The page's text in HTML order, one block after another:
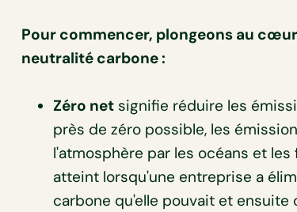
Pour commencer, plongeons au
neutralité carbone :
Zéro netsignifie réduire les
près de zéro possible, les
l'atmosphère par les océans et
atteint lorsqu'une entreprise a
carbone qu'elle pouvait et ensuite